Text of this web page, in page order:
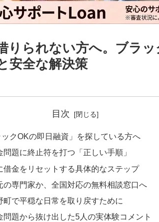
りられない方へ。ブラ
安全な解決策
目次
クOKの即日融資」を探している方へ
題に終止符を打つ「正しい手順」
借金をリセットする具体的なステップ
の専門家か、全国対応の無料相談窓口へ
町で平穏な日常を取り戻すために
問題から抜け出した5人の実体験コメント